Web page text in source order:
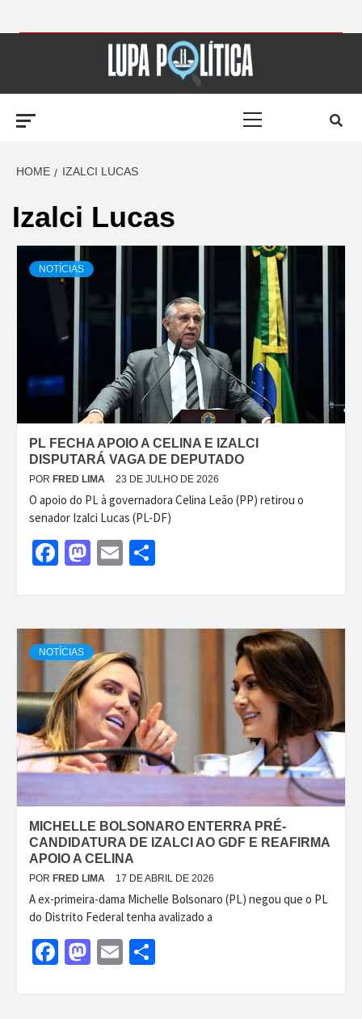
LUPA
POLÍTICA –
AMPLIANDO A
NOTÍCIA
HOME IZALCI LUCAS
Izalci Lucas
NOTÍCIAS
PL FECHA APOIO A CELINA E IZALCI
DISPUTARÁ VAGA DE DEPUTADO
POR FRED LIMA 23 DE JULHO DE 2026
O apoio do PL à governadora Celina Leão (PP) retirou o
senador Izalci Lucas (PL-DF)
Facebook
Mastodon
Email
NOTÍCIAS
MICHELLE BOLSONARO ENTERRA PRÉ-
CANDIDATURA DE IZALCI AO GDF E REAFIRMA
APOIO A CELINA
POR FRED LIMA 17 DE ABRIL DE 2026
A ex-primeira-dama Michelle Bolsonaro (PL) negou que o PL
do Distrito Federal tenha avalizado a
Facebook
Mastodon
Email